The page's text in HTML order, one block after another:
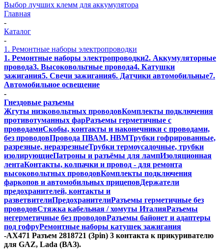
Выбор лучших клемм для аккумулятора
Главная
-
Каталог
-
1. Ремонтные наборы электропроводки
1. Ремонтные наборы электропроводки2. Аккумуляторные
провода3. Высоковольтные провода4. Катушки
зажигания5. Свечи зажигания6. Датчики автомобильные7.
Автомобильное освещение
-
Гнездовые разъемы
Жгуты низковольтных проводовКомплекты подключения
противотуманных фарРазъемы герметичные с
проводамиСкобы, контакты и наконечники с проводами,
без проводовПровода ПВАМ, НВМТрубки гофрированные,
разрезные, неразрезныеТрубки термоусадочные, трубки
изолирующиеПатроны и разъёмы для лампИзоляционная
лентаКонтакты, колпачки и провод - для ремонта
высоковольтных проводовКомплекты подключения
фаркопов и автомобильных прицеповДержатели
предохранителей, контакты и
разветвителиПредохранителиРазъемы герметичные без
проводовСтяжка кабельная / хомуты ИталияРазъемы
негерметичные без проводовРазъемы байонет и адаптеры
под гофруРемонтные наборы катушек зажигания
-AX471 Разъем 2818721 (3pin) 3 контакта к прикуривателю
для GAZ, Lada (ВАЗ).